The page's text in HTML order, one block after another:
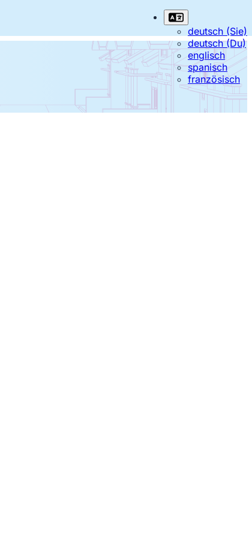
deutsch (Sie)
deutsch (Du)
englisch
spanisch
französisch